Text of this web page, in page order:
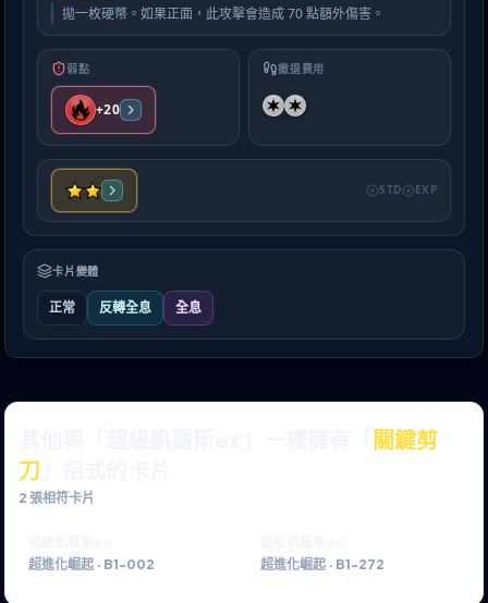
拋一枚硬幣。如果正面，此攻擊會造成 70 點額外傷害。
弱點
+20
撤退費用
STD EXP
卡片變體
正常 反轉全息 全息
關鍵剪
刀
2 張相符卡片
超進化崛起 · B1-002
超進化崛起 · B1-272